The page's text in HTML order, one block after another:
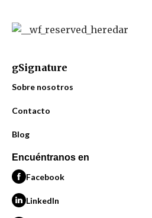
gSignature
Sobre nosotros
Contacto
Blog
Encuéntranos en
Facebook
LinkedIn